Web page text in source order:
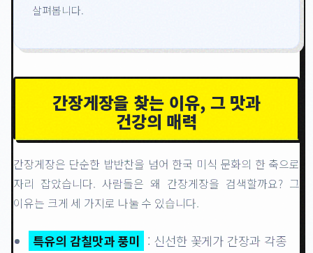
살펴봅니다.
간장게장을 찾는 이유, 그 맛과
건강의 매력
간장게장은 단순한 밥반찬을 넘어 한국 미식 문화의 한 축으로
자리 잡았습니다. 사람들은 왜 간장게장을 검색할까요? 그
이유는 크게 세 가지로 나눌 수 있습니다.
특유의 감칠맛과 풍미 : 신선한 꽃게가 간장과 각종